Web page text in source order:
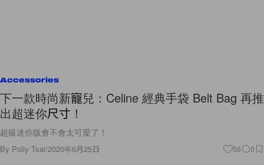
Accessories
下一款時尚新寵兒：Celine 經典手袋 Belt Bag 再推
出超迷你尺寸！
超級迷你版會不會太可愛了！
By Polly Tsai/2020年6月25日 56 0